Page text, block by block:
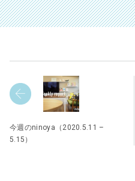
今週のninoya（2020.5.11 –
5.15）